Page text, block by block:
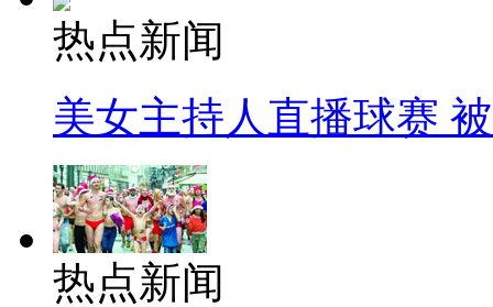
热点新闻
美女主持人直播球赛
热点新闻